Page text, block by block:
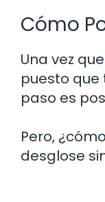
Cómo
Una vez
puesto que
paso es
Pero,
desglose